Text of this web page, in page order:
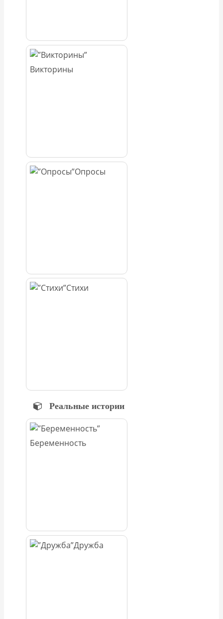
Викторины
Опросы
Стихи
Реальные истории
Беременность
Дружба